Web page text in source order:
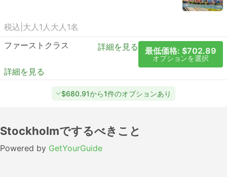
税込 大人1人 大人1名
ファーストクラス
詳細を見る 最低価格: $702.89
オプションを選択
詳細を見る
$680.91から1件のオプションあり
Stockholmでするべきこと
Powered by GetYourGuide